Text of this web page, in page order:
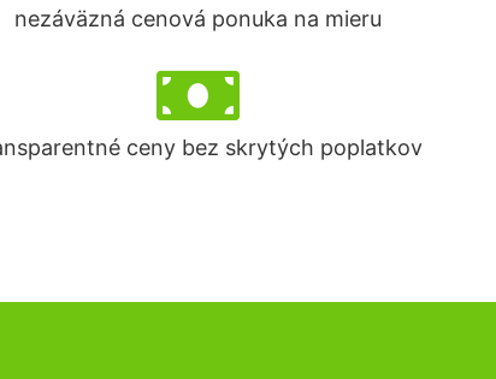
nezáväzná cenová ponuka na mieru
ceny bez skrytých poplatkov